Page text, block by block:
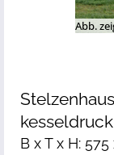
Abb.
B x T x H: